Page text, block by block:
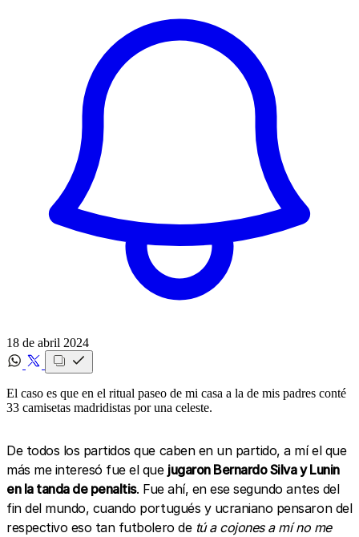
18 de abril 2024
El caso es que en el ritual paseo de mi casa a la de mis padres conté
33 camisetas madridistas por una celeste.
De todos los partidos que caben en un partido, a mí el que
más me interesó fue el que jugaron Bernardo Silva y Lunin
en la tanda de penaltis. Fue ahí, en ese segundo antes del
fin del mundo, cuando portugués y ucraniano pensaron del
respectivo eso tan futbolero de tú a cojones a mí no me